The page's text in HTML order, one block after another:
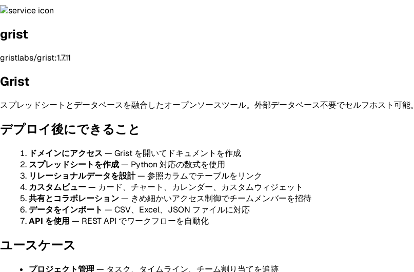
grist
gristlabs/grist:1.7.11
Grist
スプレッドシートとデータベースを融合したオープンソースツール。外部データベース不要でセルフホスト可能。
デプロイ後にできること
ドメインにアクセス — Grist を開いてドキュメントを作成
スプレッドシートを作成— Python 対応の数式を使用
リレーショナルデータを設計— 参照カラムでテーブルをリンク
カスタムビュー— カード、チャート、カレンダー、カスタムウィジェット
共有とコラボレーション— きめ細かいアクセス制御でチームメンバーを招待
データをインポート — CSV、Excel、JSON ファイルに対応
API を使用 — REST API でワークフローを自動化
ユースケース
プロジェクト管理 — タスク、タイムライン、チーム割り当てを追跡